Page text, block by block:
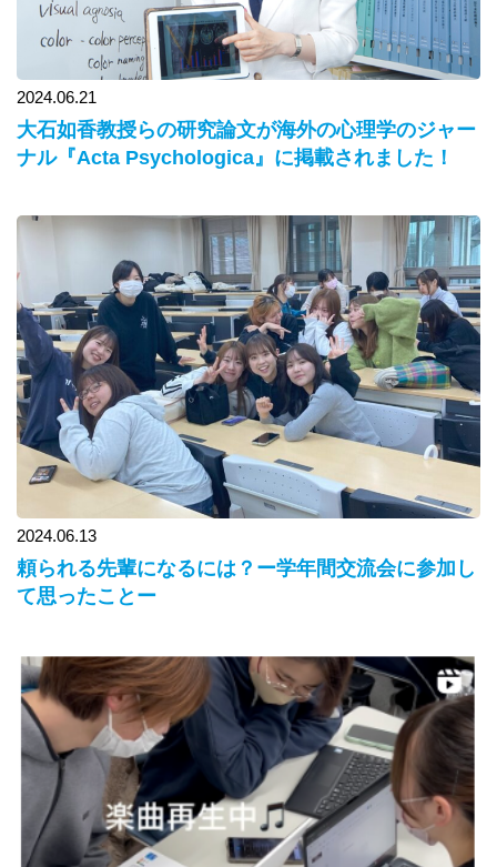
2024.06.21
大石如香教授らの研究論文が海外の心理学のジャー
ナル『Acta Psychologica』に掲載されました！
2024.06.13
頼られる先輩になるには？ー学年間交流会に参加し
て思ったことー